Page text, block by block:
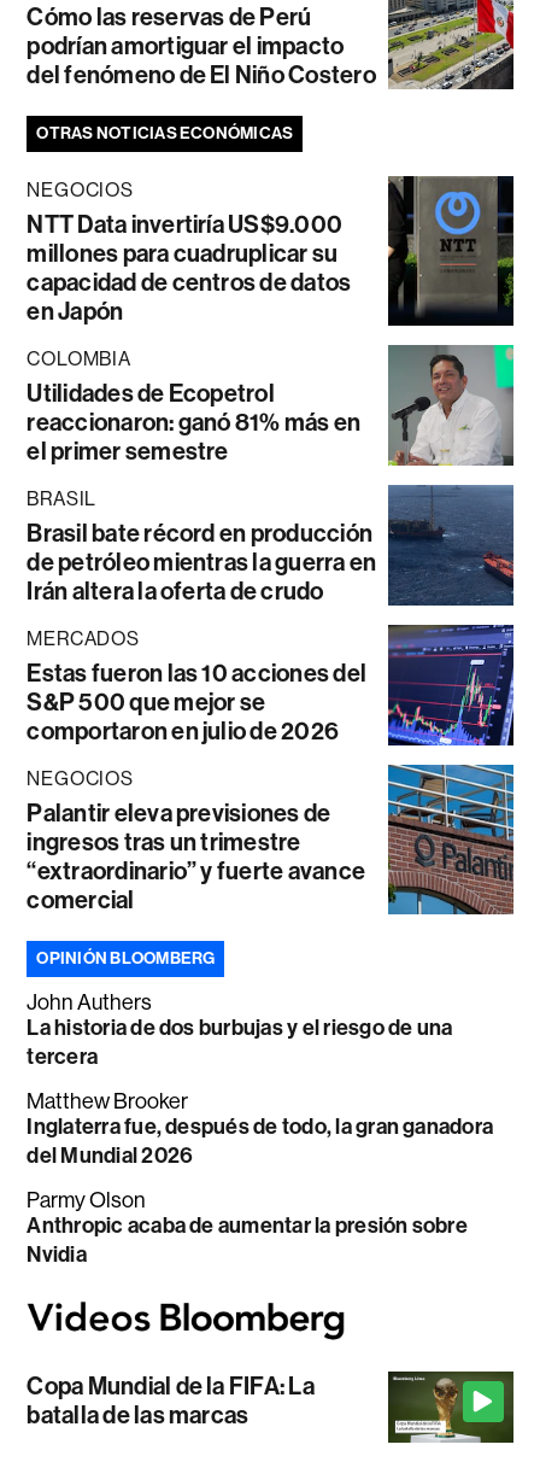
Cómo las reservas de Perú
podrían amortiguar el impacto
del fenómeno de El Niño Costero
OTRAS NOTICIAS ECONÓMICAS
NEGOCIOS
NTT Data invertiría US$9.000
millones para cuadruplicar su
capacidad de centros de datos
en Japón
COLOMBIA
Utilidades de Ecopetrol
reaccionaron: ganó 81% más en
el primer semestre
BRASIL
Brasil bate récord en producción
de petróleo mientras la guerra en
Irán altera la oferta de crudo
MERCADOS
Estas fueron las 10 acciones del
S&P 500 que mejor se
comportaron en julio de 2026
NEGOCIOS
Palantir eleva previsiones de
ingresos tras un trimestre
“extraordinario” y fuerte avance
comercial
OPINIÓN BLOOMBERG
John Authers
La historia de dos burbujas y el riesgo de una
tercera
Matthew Brooker
Inglaterra fue, después de todo, la gran ganadora
del Mundial 2026
Parmy Olson
Anthropic acaba de aumentar la presión sobre
Nvidia
Copa Mundial de la FIFA: La
batalla de las marcas